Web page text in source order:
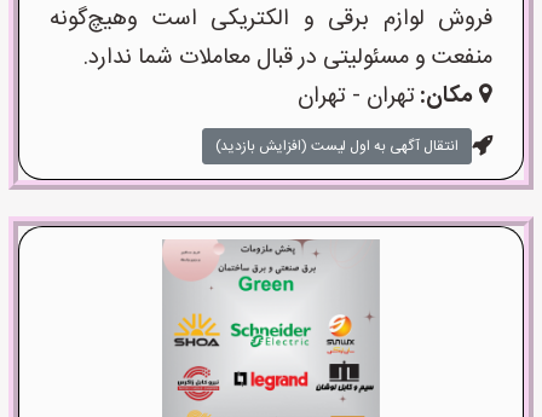
فروش لوازم برقی و الکتریکی است وهیچ‌گونه
منفعت و مسئولیتی در قبال معاملات شما ندارد.
مکان:تهران - تهران
انتقال آگهی به اول لیست (افزایش بازدید)